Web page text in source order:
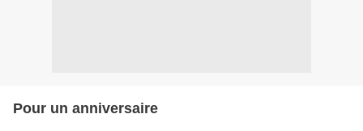
Pour un anniversaire